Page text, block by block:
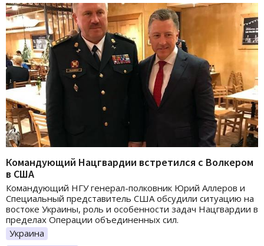
Командующий Нацгвардии встретился с Волкером
в США
Командующий НГУ генерал-полковник Юрий Аллеров и
Специальный представитель США обсудили ситуацию на
востоке Украины, роль и особенности задач Нацгвардии в
пределах Операции объединенных сил.
Украина